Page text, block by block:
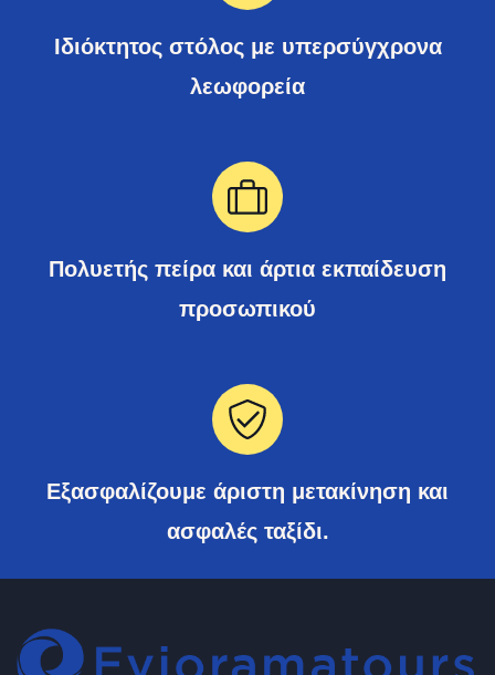
Ιδιόκτητος στόλος με υπερσύγχρονα
λεωφορεία
Πολυετής πείρα και άρτια εκπαίδευση
προσωπικού
Εξασφαλίζουμε άριστη μετακίνηση και
ασφαλές ταξίδι.